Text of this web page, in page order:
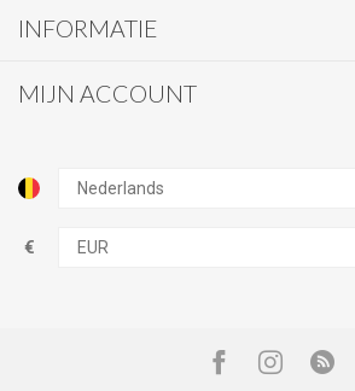
INFORMATIE
MIJN ACCOUNT
€